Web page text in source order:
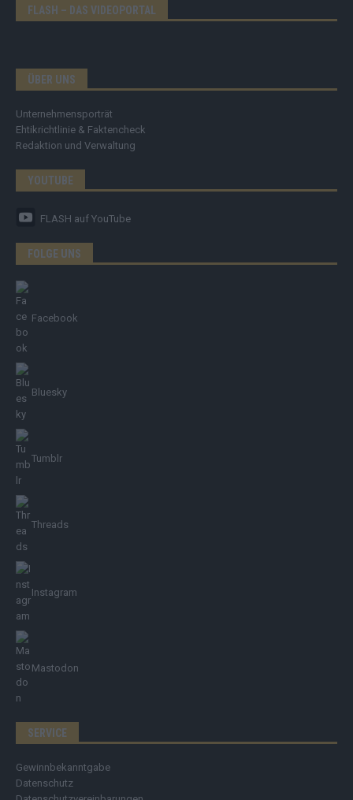
FLASH – DAS VIDEOPORTAL
ÜBER UNS
Unternehmensporträt
Ehtikrichtlinie & Faktencheck
Redaktion und Verwaltung
YOUTUBE
FLASH auf YouTube
FOLGE UNS
Facebook
Bluesky
Tumblr
Threads
Instagram
Mastodon
SERVICE
Gewinnbekanntgabe
Datenschutz